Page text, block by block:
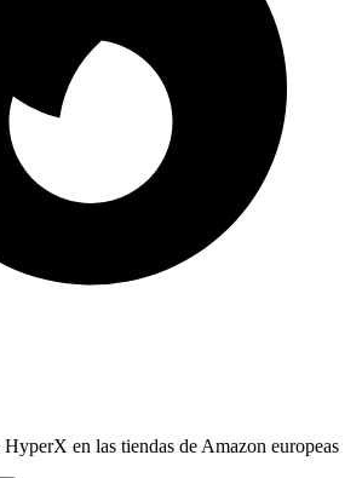
en las tiendas de Amazon europeas